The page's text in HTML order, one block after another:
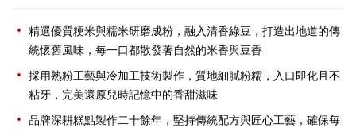
精選優質粳米與糯米研磨成粉，融入清香綠豆，打造出地道的傳
統懷舊風味，每一口都散發著自然的米香與豆香
採用熟粉工藝與冷加工技術製作，質地細膩粉糯，入口即化且不
粘牙，完美還原兒時記憶中的香甜滋味
品牌深耕糕點製作二十餘年，堅持傳統配方與匠心工藝，確保每